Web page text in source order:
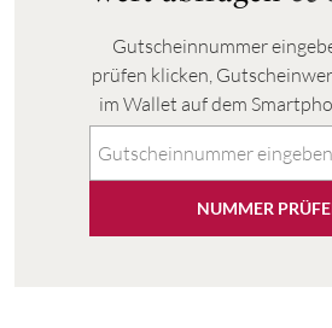
Gutscheinnummer
prüfen klicken,
im Wallet auf dem
NUMMER